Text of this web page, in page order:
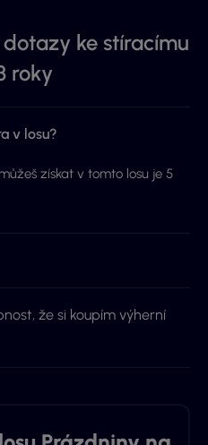
ke stíracímu
roky
v losu?
získat v tomto losu je 5
že si koupím výherní